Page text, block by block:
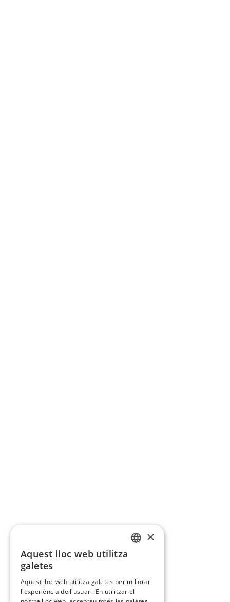
×
Aquest lloc web utilitza
galetes
Aquest lloc web utilitza galetes per millorar
l'experiència de l'usuari. En utilitzar el